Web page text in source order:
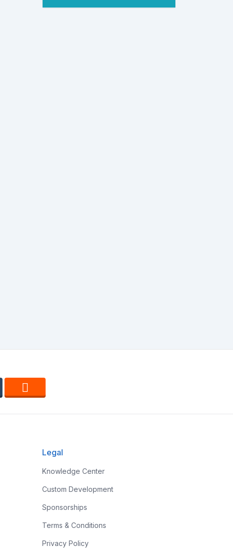
Legal
Knowledge Center
Custom Development
Sponsorships
Terms & Conditions
Privacy Policy